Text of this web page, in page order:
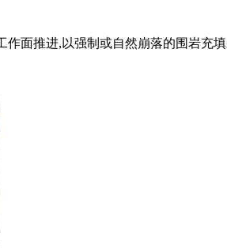
作面推进,以强制或自然崩落的围岩